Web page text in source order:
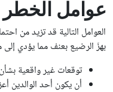
عوامل الخطر
العوامل التالية قد تزيد من
بهزّ الرضيع بعنف مما يؤدي إلى
توقعات غير واقعية
أن يكون أحد الوالدين